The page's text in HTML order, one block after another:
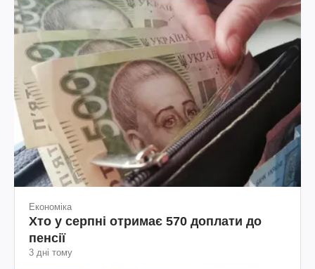
Економіка
Хто у серпні отримає 570 доплати до
пенсії
3 дні тому